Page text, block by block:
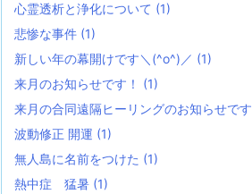
心霊透析と浄化について (1)
悲惨な事件 (1)
新しい年の幕開けです＼(^o^)／ (1)
来月のお知らせです！ (1)
来月の合同遠隔ヒーリングのお知らせです
波動修正 開運 (1)
無人島に名前をつけた (1)
熱中症 猛暑 (1)